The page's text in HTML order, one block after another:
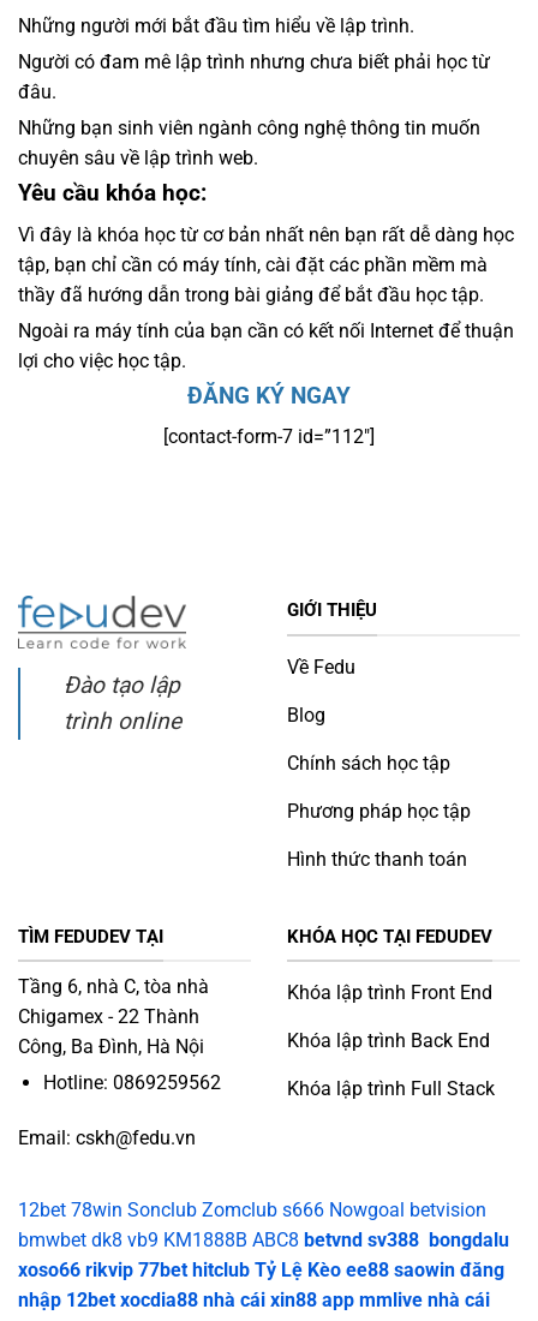
Những người mới bắt đầu tìm hiểu về lập trình.
Người có đam mê lập trình nhưng chưa biết phải học từ
đâu.
Những bạn sinh viên ngành công nghệ thông tin muốn
chuyên sâu về lập trình web.
Yêu cầu khóa học:
Vì đây là khóa học từ cơ bản nhất nên bạn rất dễ dàng học
tập, bạn chỉ cần có máy tính, cài đặt các phần mềm mà
thầy đã hướng dẫn trong bài giảng để bắt đầu học tập.
Ngoài ra máy tính của bạn cần có kết nối Internet để thuận
lợi cho việc học tập.
ĐĂNG KÝ NGAY
[contact-form-7 id=”112″]
Đào tạo lập
trình online
GIỚI THIỆU
Về Fedu
Blog
Chính sách học tập
Phương pháp học tập
Hình thức thanh toán
TÌM FEDUDEV TẠI
Tầng 6, nhà C, tòa nhà
Chigamex - 22 Thành
Công, Ba Đình, Hà Nội
Hotline: 0869259562
Email: cskh@fedu.vn
KHÓA HỌC TẠI FEDUDEV
Khóa lập trình Front End
Khóa lập trình Back End
Khóa lập trình Full Stack
12bet 78win Sonclub Zomclub s666 Nowgoal betvision
bmwbet dk8 vb9 KM1888B ABC8 betvnd sv388 bongdalu
xoso66 rikvip 77bet hitclub Tỷ Lệ Kèo ee88 saowin đăng
nhập 12bet xocdia88 nhà cái xin88 app mmlive nhà cái